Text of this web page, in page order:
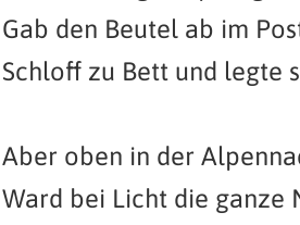
Gab den Beutel ab im
Schloff zu Bett und legte
Aber oben in der
Ward bei Licht die ganze